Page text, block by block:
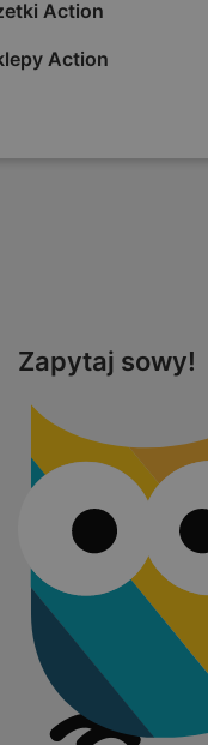
Action
Action
Zapytaj sowy!